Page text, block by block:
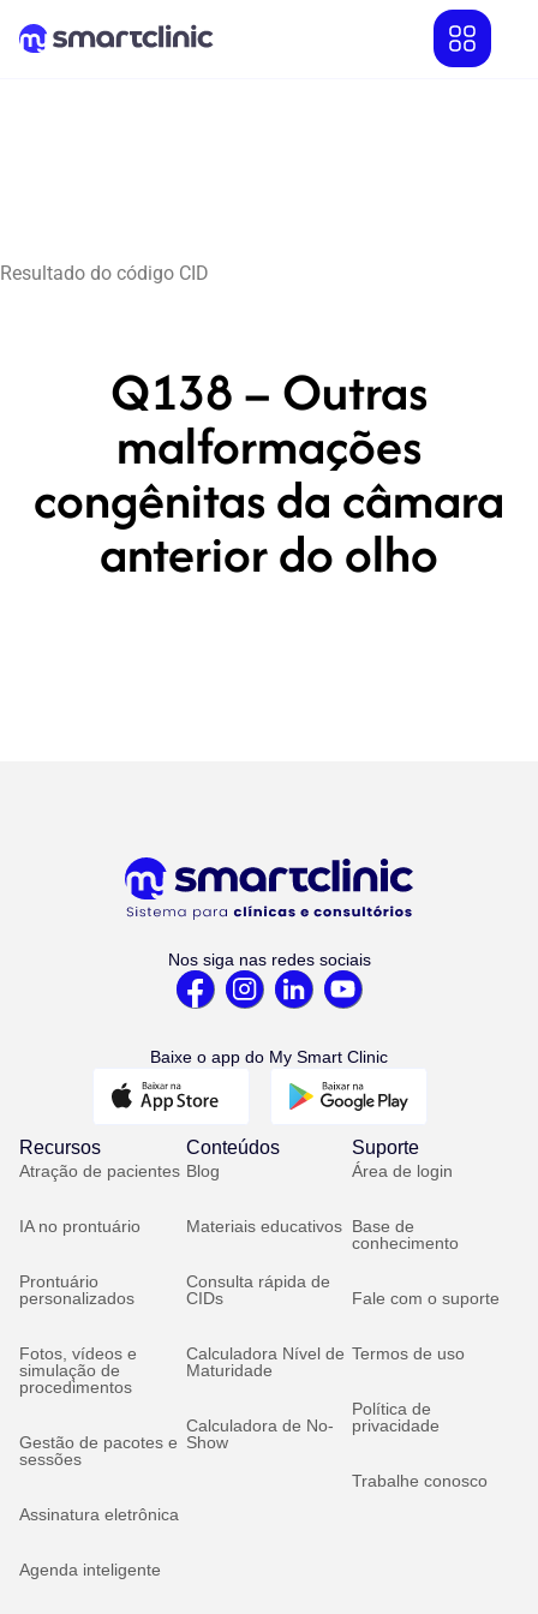
Resultado do código CID
Q138 – Outras
malformações
congênitas da câmara
anterior do olho
Nos siga nas redes sociais
Baixe o app do My Smart Clinic
Recursos
Atração de pacientes
IA no prontuário
Prontuário
personalizados
Fotos, vídeos e
simulação de
procedimentos
Gestão de pacotes e
sessões
Assinatura eletrônica
Agenda inteligente
Conteúdos
Blog
Materiais educativos
Consulta rápida de
CIDs
Calculadora Nível de
Maturidade
Calculadora de No-
Show
Suporte
Área de login
Base de
conhecimento
Fale com o suporte
Termos de uso
Política de
privacidade
Trabalhe conosco